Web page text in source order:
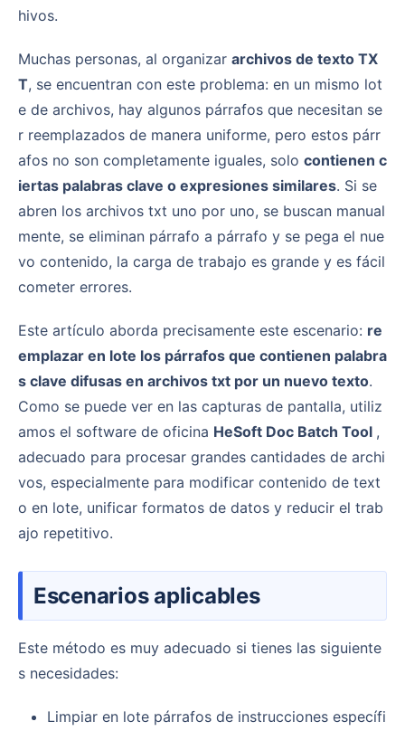
hivos.
Muchas personas, al organizar archivos de texto TX
T, se encuentran con este problema: en un mismo lot
e de archivos, hay algunos párrafos que necesitan se
r reemplazados de manera uniforme, pero estos párr
afos no son completamente iguales, solo contienen c
iertas palabras clave o expresiones similares. Si se
abren los archivos txt uno por uno, se buscan manual
mente, se eliminan párrafo a párrafo y se pega el nue
vo contenido, la carga de trabajo es grande y es fácil
cometer errores.
Este artículo aborda precisamente este escenario: re
emplazar en lote los párrafos que contienen palabra
s clave difusas en archivos txt por un nuevo texto.
Como se puede ver en las capturas de pantalla, utiliz
amos el software de oficina HeSoft Doc Batch Tool ,
adecuado para procesar grandes cantidades de archi
vos, especialmente para modificar contenido de text
o en lote, unificar formatos de datos y reducir el trab
ajo repetitivo.
Escenarios aplicables
Este método es muy adecuado si tienes las siguiente
s necesidades:
Limpiar en lote párrafos de instrucciones específi